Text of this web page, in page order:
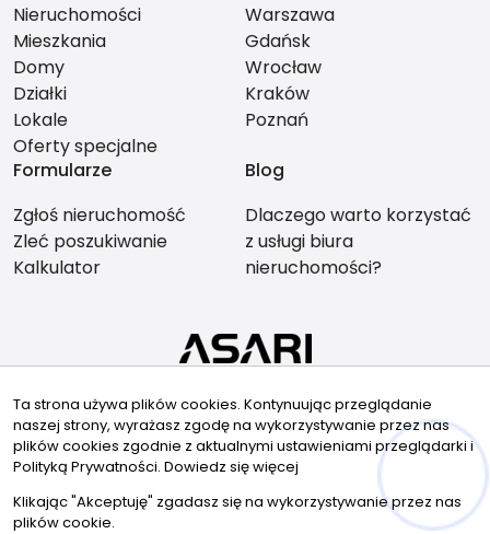
Nieruchomości
Mieszkania
Domy
Działki
Lokale
Oferty specjalne
Warszawa
Gdańsk
Wrocław
Kraków
Poznań
Formularze
Zgłoś nieruchomość
Zleć poszukiwanie
Kalkulator
Blog
Dlaczego warto korzystać
z usługi biura
nieruchomości?
Znajdziesz nas tu
© 2026 Wszystkie prawa zastrzeżone | Program dla biur
nieruchomości - asaricrm.com
Ta strona używa plików cookies. Kontynuując przeglądanie
naszej strony, wyrażasz zgodę na wykorzystywanie przez nas
plików cookies zgodnie z aktualnymi ustawieniami przeglądarki i
Polityką Prywatności. Dowiedz się więcej
Klikając "Akceptuję" zgadasz się na wykorzystywanie przez nas
plików cookie.